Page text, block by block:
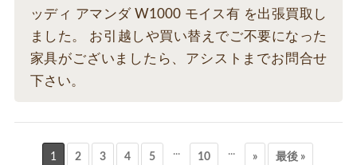
ッディ アマンダ W1000 モイス有 を出張買取し
ました。 お引越しや買い替えでご不要になった
家具がございましたら、アシストまでお問合せ
下さい。
1 2 3 4 5 ... 10 ... » 最後 »